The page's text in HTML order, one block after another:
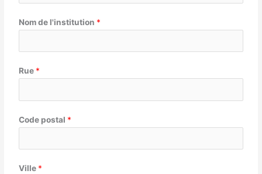
Nom de l'institution *
Rue *
Code postal *
Ville *